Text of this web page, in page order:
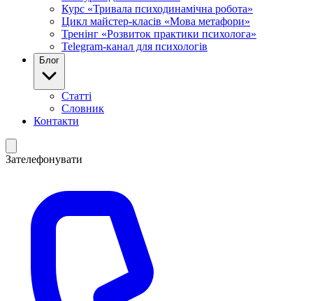
Курс «Тривала психодинамічна робота»
Цикл майстер-класів «Мова метафори»
Тренінг «Розвиток практики психолога»
Telegram-канал для психологів
Блог
Статті
Словник
Контакти
Зателефонувати